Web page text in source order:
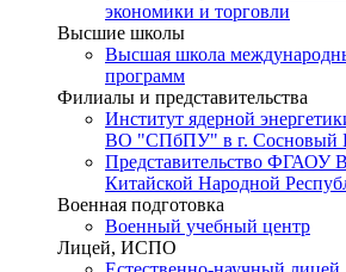
экономики и торговли
Высшие школы
Высшая школа
программ
Филиалы и представительства
Институт ядерной
ВО "СПбПУ" в г. Сосновый
Представительство
Китайской Народной
Военная подготовка
Военный учебный центр
Лицей, ИСПО